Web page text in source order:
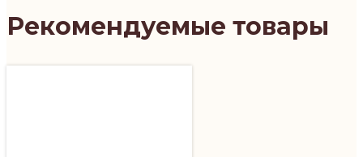
Рекомендуемые товары